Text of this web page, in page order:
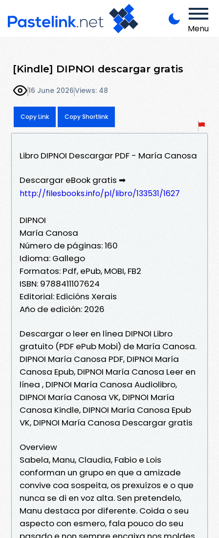
Menu
[Kindle] DIPNOI descargar gratis
16 June 2026Views: 48
Copy Link Copy Shortlink
Libro DIPNOI Descargar PDF - María Canosa
Descargar eBook gratis ➡
http://filesbooks.info/pl/libro/133531/1627
DIPNOI
María Canosa
Número de páginas: 160
Idioma: Gallego
Formatos: Pdf, ePub, MOBI, FB2
ISBN: 9788411107624
Editorial: Edicións Xerais
Año de edición: 2026
Descargar o leer en línea DIPNOI Libro
gratuito (PDF ePub Mobi) de María Canosa.
DIPNOI María Canosa PDF, DIPNOI María
Canosa Epub, DIPNOI María Canosa Leer en
línea , DIPNOI María Canosa Audiolibro,
DIPNOI María Canosa VK, DIPNOI María
Canosa Kindle, DIPNOI María Canosa Epub
VK, DIPNOI María Canosa Descargar gratis
Overview
Sabela, Manu, Claudia, Fabio e Lois
conforman un grupo en que a amizade
convive coa sospeita, os prexuízos e o que
nunca se di en voz alta. Sen pretendelo,
Manu destaca por diferente. Coida o seu
aspecto con esmero, fala pouco do seu